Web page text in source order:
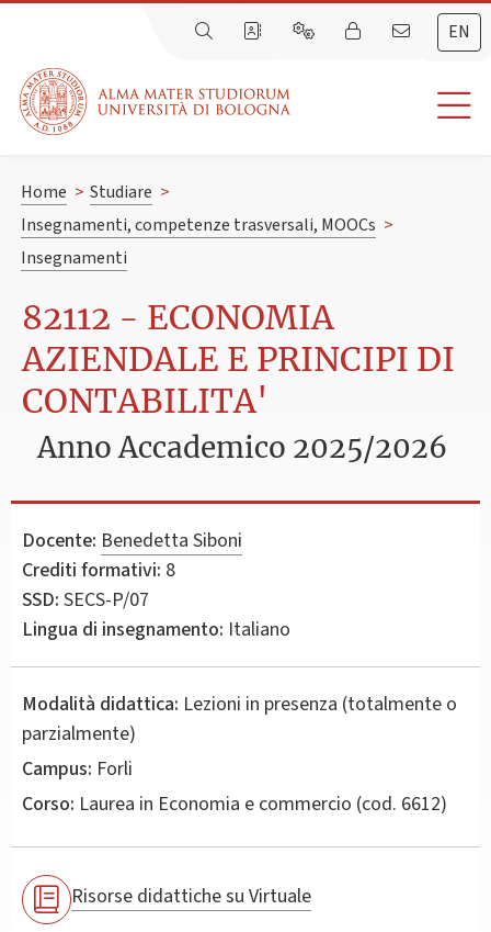
EN
Home > Studiare >
Insegnamenti, competenze trasversali, MOOCs >
Insegnamenti
82112 - ECONOMIA
AZIENDALE E PRINCIPI DI
CONTABILITA'
Anno Accademico 2025/2026
Docente: Benedetta Siboni
Crediti formativi: 8
SSD: SECS-P/07
Lingua di insegnamento: Italiano
Modalità didattica: Lezioni in presenza (totalmente o
parzialmente)
Campus: Forli
Corso: Laurea in Economia e commercio (cod. 6612)
Risorse didattiche su Virtuale